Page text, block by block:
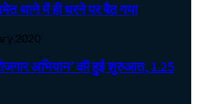
थाने में ही धरने पर बैठ गया
2020
अभियान’ की हुई शुरुआत, 1.25